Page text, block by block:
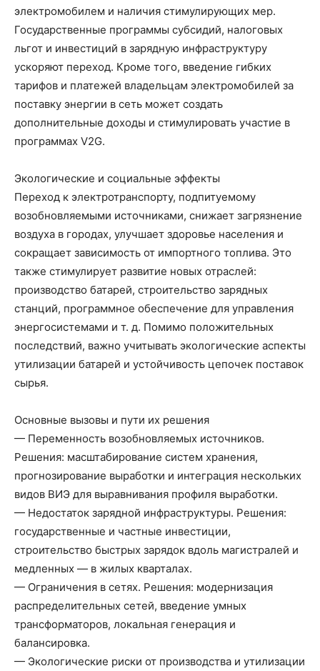
электромобилем и наличия стимулирующих мер.
Государственные программы субсидий, налоговых
льгот и инвестиций в зарядную инфраструктуру
ускоряют переход. Кроме того, введение гибких
тарифов и платежей владельцам электромобилей за
поставку энергии в сеть может создать
дополнительные доходы и стимулировать участие в
программах V2G.
Экологические и социальные эффекты
Переход к электротранспорту, подпитуемому
возобновляемыми источниками, снижает загрязнение
воздуха в городах, улучшает здоровье населения и
сокращает зависимость от импортного топлива. Это
также стимулирует развитие новых отраслей:
производство батарей, строительство зарядных
станций, программное обеспечение для управления
энергосистемами и т. д. Помимо положительных
последствий, важно учитывать экологические аспекты
утилизации батарей и устойчивость цепочек поставок
сырья.
Основные вызовы и пути их решения
— Переменность возобновляемых источников.
Решения: масштабирование систем хранения,
прогнозирование выработки и интеграция нескольких
видов ВИЭ для выравнивания профиля выработки.
— Недостаток зарядной инфраструктуры. Решения:
государственные и частные инвестиции,
строительство быстрых зарядок вдоль магистралей и
медленных — в жилых кварталах.
— Ограничения в сетях. Решения: модернизация
распределительных сетей, введение умных
трансформаторов, локальная генерация и
балансировка.
— Экологические риски от производства и утилизации